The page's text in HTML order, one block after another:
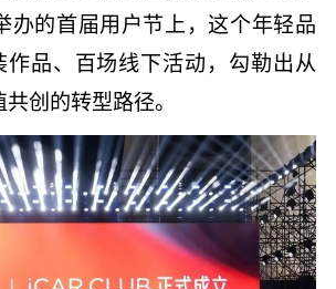
办的首届用户节上，这个年轻品
作品、百场线下活动，勾勒出从
创的转型路径。